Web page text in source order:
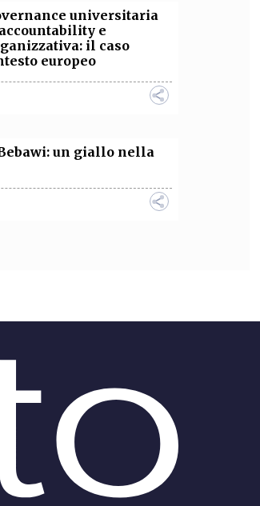
universitaria
e
il caso
europeo
un giallo nella